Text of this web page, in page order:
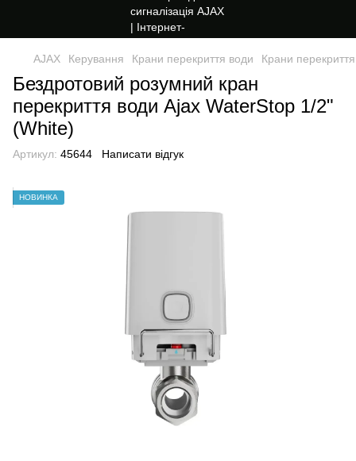
AJAX Керування Крани перекриття води Крани
Бездротовий розумний кран
перекриття води Ajax WaterStop 1/2"
(White)
Артикул: 45644 Написати відгук
НОВИНКА